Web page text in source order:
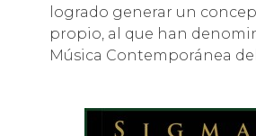
logrado generar un
propio, al que han
Música Contemporánea